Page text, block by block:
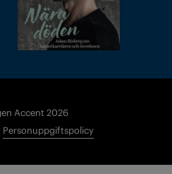
Accent 2026
Personuppgiftspolicy